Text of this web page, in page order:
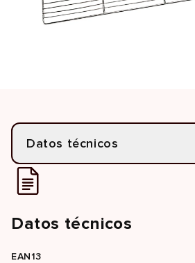
Datos técnicos
Datos técnicos
EAN13